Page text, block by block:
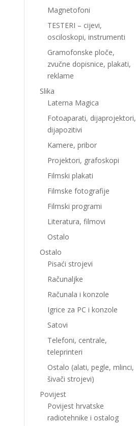
Magnetofoni
TESTERI – cijevi,
osciloskopi, instrumenti
Gramofonske ploče,
zvučne dopisnice, plakati,
reklame
Slika
Laterna Magica
Fotoaparati, dijaprojektori,
dijapozitivi
Kamere, pribor
Projektori, grafoskopi
Filmski plakati
Filmske fotografije
Filmski programi
Literatura, filmovi
Ostalo
Ostalo
Pisaći strojevi
Računaljke
Računala i konzole
Igrice za PC i konzole
Satovi
Telefoni, centrale,
teleprinteri
Ostalo (alati, pegle, mlinci,
šivači strojevi)
Povijest
Povijest hrvatske
radiotehnike i ostalog